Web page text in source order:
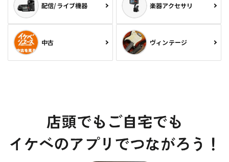
配信/ライブ機器 楽器アクセサリ
中古 ヴィンテージ